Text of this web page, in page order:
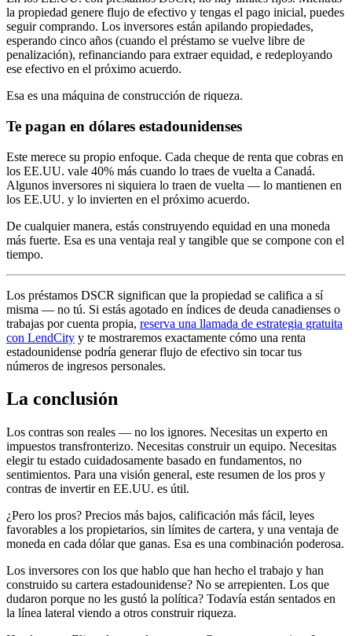
la propiedad genere flujo de efectivo y tengas el pago inicial, puedes
seguir comprando. Los inversores están apilando propiedades,
esperando cinco años (cuando el préstamo se vuelve libre de
penalización), refinanciando para extraer equidad, e redeployando
ese efectivo en el próximo acuerdo.
Esa es una máquina de construcción de riqueza.
Te pagan en dólares estadounidenses
Este merece su propio enfoque. Cada cheque de renta que cobras en
los EE.UU. vale 40% más cuando lo traes de vuelta a Canadá.
Algunos inversores ni siquiera lo traen de vuelta — lo mantienen en
los EE.UU. y lo invierten en el próximo acuerdo.
De cualquier manera, estás construyendo equidad en una moneda
más fuerte. Esa es una ventaja real y tangible que se compone con el
tiempo.
Los préstamos DSCR significan que la propiedad se califica a sí
misma — no tú. Si estás agotado en índices de deuda canadienses o
trabajas por cuenta propia, reserva una llamada de estrategia gratuita
con LendCity y te mostraremos exactamente cómo una renta
estadounidense podría generar flujo de efectivo sin tocar tus
números de ingresos personales.
La conclusión
Los contras son reales — no los ignores. Necesitas un experto en
impuestos transfronterizo. Necesitas construir un equipo. Necesitas
elegir tu estado cuidadosamente basado en fundamentos, no
sentimientos. Para una visión general, este resumen de los pros y
contras de invertir en EE.UU. es útil.
¿Pero los pros? Precios más bajos, calificación más fácil, leyes
favorables a los propietarios, sin límites de cartera, y una ventaja de
moneda en cada dólar que ganas. Esa es una combinación poderosa.
Los inversores con los que hablo que han hecho el trabajo y han
construido su cartera estadounidense? No se arrepienten. Los que
dudaron porque no les gustó la política? Todavía están sentados en
la línea lateral viendo a otros construir riqueza.